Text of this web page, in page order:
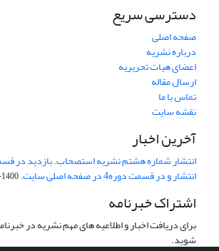
دسترسی سریع
صفحه اصلی
درباره نشریه
اعضای هیات تحریریه
ارسال مقاله
تماس با ما
نقشه سایت
آخرین اخبار
انتشار شماره هشتم نشریه استصحاب. بازدید در
انتشار و در قسمت دوره4 در صفحه اصلی سایت. 1400-12-26
اشتراک خبرنامه
برای دریافت اخبار و اطلاعیه های مهم نشریه در
شوید.